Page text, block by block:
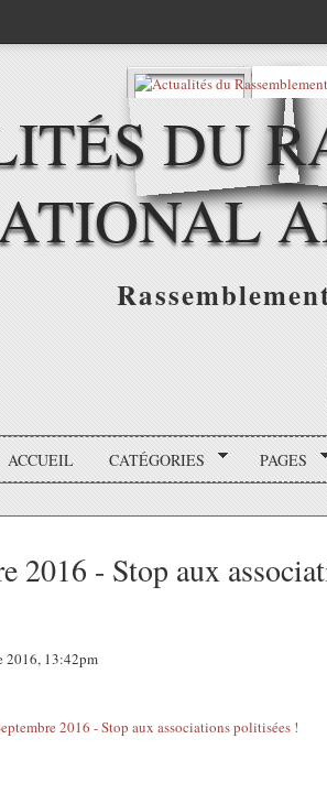
DU
ACCUEIL CATÉGORIES PAGES
2016 - Stop aux
2016, 13:42pm